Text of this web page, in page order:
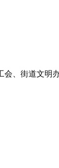
、街道文明